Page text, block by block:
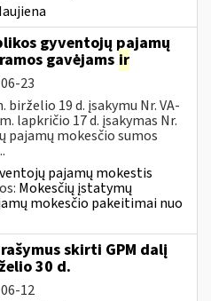
gyventojų pajamų
gavėjams ir
23
19 d. įsakymu Nr. VA-
lapkričio 17 d. įsakymas Nr.
pajamų mokesčio sumos
pajamų mokestis
Mokesčių įstatymų
mokesčio pakeitimai nuo
skirti GPM dalį
30 d.
12